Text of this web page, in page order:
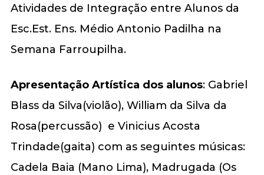
Atividades de Integração entre Alunos da
Esc.Est. Ens. Médio Antonio Padilha na
Semana Farroupilha.
Apresentação Artística dos alunos: Gabriel
Blass da Silva(violão), William da Silva da
Rosa(percussão) e Vinicius Acosta
Trindade(gaita) com as seguintes músicas:
Cadela Baia (Mano Lima), Madrugada (Os